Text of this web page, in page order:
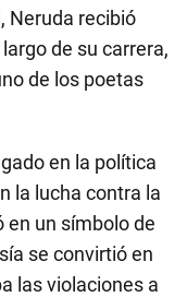
Neruda recibió
de su carrera,
de los poetas
en la política
la lucha contra la
en un símbolo de
se convirtió en
las violaciones a